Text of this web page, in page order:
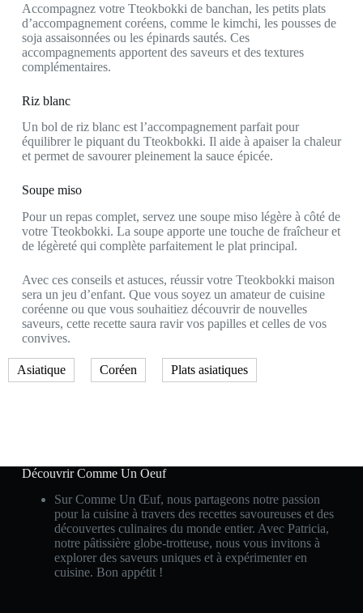
Accompagnez votre Tteokbokki de banchan, les petits plats
d’accompagnement coréens, comme le kimchi, les pousses de
soja assaisonnées ou les épinards sautés. Ces
accompagnements apportent des saveurs et des textures
complémentaires.
Riz blanc
Un bol de riz blanc est l’accompagnement parfait pour
équilibrer le piquant du Tteokbokki. Il aide à apaiser la chaleur
et permet de savourer pleinement la sauce épicée.
Soupe miso
Pour un repas complet, servez une soupe miso légère à côté de
votre Tteokbokki. La soupe apporte une touche de fraîcheur et
de légèreté qui complète parfaitement le plat principal.
Avec ces conseils et astuces, réussir votre Tteokbokki maison
sera un jeu d’enfant. Que vous soyez un amateur de cuisine
coréenne ou que vous souhaitiez découvrir de nouvelles
saveurs, cette recette saura ravir vos papilles et celles de vos
convives.
Asiatique Coréen Plats asiatiques
Découvrir Comme Un Oeuf
Sur Comme Un Œuf, nous partageons notre passion
pour la cuisine à travers des recettes savoureuses et des
découvertes culinaires du monde entier. Avec Patricia,
notre pâtissière globe-trotteuse, nous vous invitons à
explorer des saveurs uniques et à expérimenter en
cuisine. Bon appétit !